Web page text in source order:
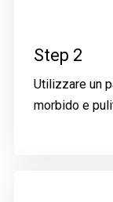
Step 2
Utilizzare un
morbido e